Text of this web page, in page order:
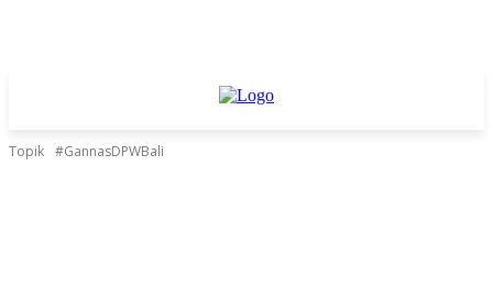
Topik #GannasDPWBali